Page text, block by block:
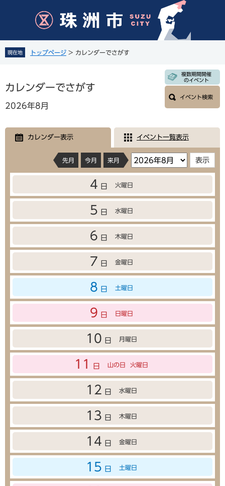
先
頭
。
を
飛
て
文
現在地 トップページ > カレンダーでさがす
文
カレンダーでさがす
複数期間開催
のイベント
イベント検索
2026年8月
カレンダー表示 イベント一覧表示
先月 今月 来月
4 日 火曜日
5 日 水曜日
6 日 木曜日
7 日 金曜日
8 日 土曜日
9 日 日曜日
10 日 月曜日
11 日 山の日 火曜日
12 日 水曜日
13 日 木曜日
14 日 金曜日
15 日 土曜日